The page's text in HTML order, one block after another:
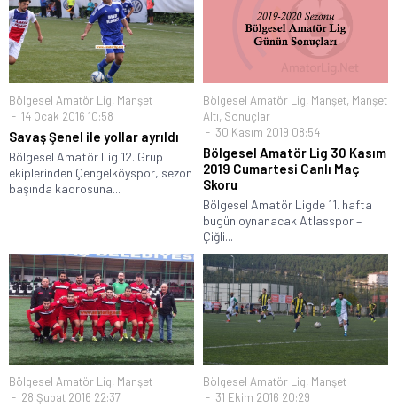
Bölgesel Amatör Lig, Manşet
14 Ocak 2016 10:58
Savaş Şenel ile yollar ayrıldı
Bölgesel Amatör Lig 12. Grup
ekiplerinden Çengelköyspor, sezon
başında kadrosuna...
Bölgesel Amatör Lig, Manşet, Manşet
Altı, Sonuçlar
30 Kasım 2019 08:54
Bölgesel Amatör Lig 30 Kasım
2019 Cumartesi Canlı Maç
Skoru
Bölgesel Amatör Ligde 11. hafta
bugün oynanacak Atlasspor –
Çiğli...
Bölgesel Amatör Lig, Manşet
28 Şubat 2016 22:37
Bölgesel Amatör Lig, Manşet
31 Ekim 2016 20:29